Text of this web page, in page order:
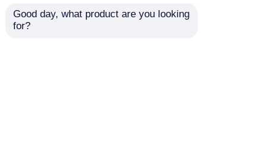
Beste prijs Beste prijs
Good day, what product are you looking
for?